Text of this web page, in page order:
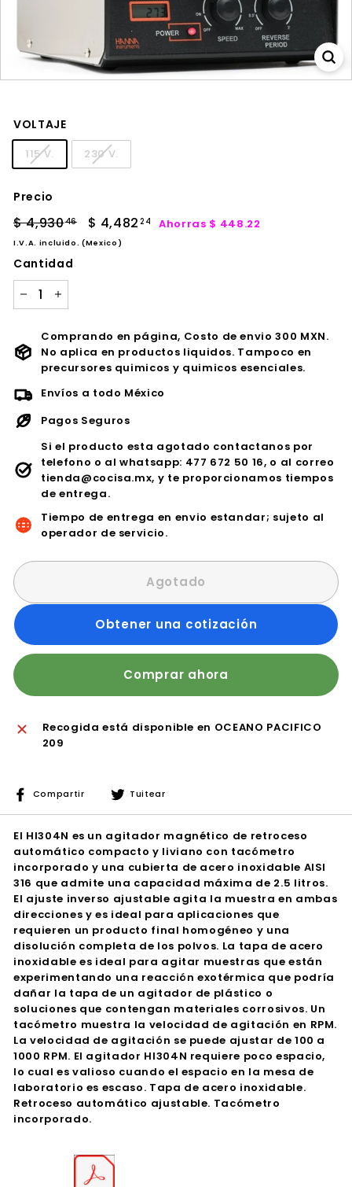
VOLTAJE
115 V. 230 V.
Precio
Precio
habitual
$ 4,93046$
4,930.46
Precio
oferta
$ 4,482 24
$
Ahorras $ 448.22
I.V.A. incluido. (Mexico)
Cantidad
Comprando en página, Costo de envio 300 MXN.
No aplica en productos liquidos. Tampoco en
precursores quimicos y quimicos esenciales.
Envíos a todo México
Pagos Seguros
Si el producto esta agotado contactanos por
telefono o al whatsapp: 477 672 50 16, o al correo
tienda@cocisa.mx, y te proporcionamos tiempos
de entrega.
Tiempo de entrega en envio estandar; sujeto al
operador de servicio.
Agotado
Obtener una cotización
Comprar ahora
Recogida está disponible en OCEANO PACIFICO
209
Compartir
Compartir
Tuitear
El HI304N es un agitador magnético de retroceso
automático compacto y liviano con tacómetro
incorporado y una cubierta de acero inoxidable AISI
316 que admite una capacidad máxima de 2.5 litros.
El ajuste inverso ajustable agita la muestra en ambas
direcciones y es ideal para aplicaciones que
requieren un producto final homogéneo y una
disolución completa de los polvos. La tapa de acero
inoxidable es ideal para agitar muestras que están
experimentando una reacción exotérmica que podría
dañar la tapa de un agitador de plástico o
soluciones que contengan materiales corrosivos. Un
tacómetro muestra la velocidad de agitación en RPM.
La velocidad de agitación se puede ajustar de 100 a
1000 RPM. El agitador HI304N requiere poco espacio,
lo cual es valioso cuando el espacio en la mesa de
laboratorio es escaso. Tapa de acero inoxidable.
Retroceso automático ajustable. Tacómetro
incorporado.